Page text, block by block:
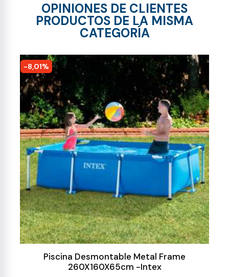
OPINIONES DE CLIENTES
PRODUCTOS DE LA MISMA
CATEGORÍA
-8,01%
Piscina Desmontable Metal Frame
260X160X65cm -Intex